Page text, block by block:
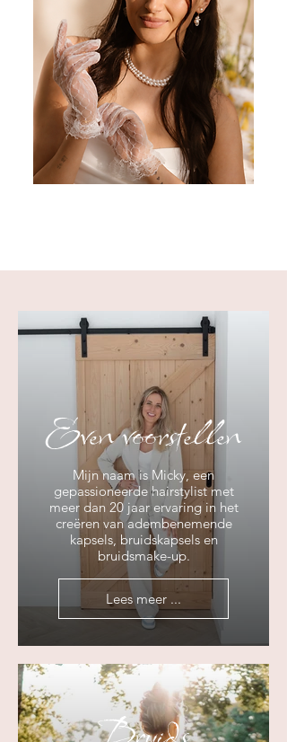
Even voorstellen
Mijn naam is Micky, een
gepassioneerde hairstylist met
meer dan 20 jaar ervaring in het
creëren van adembenemende
kapsels, bruidskapsels en
bruidsmake-up.
Lees meer ...